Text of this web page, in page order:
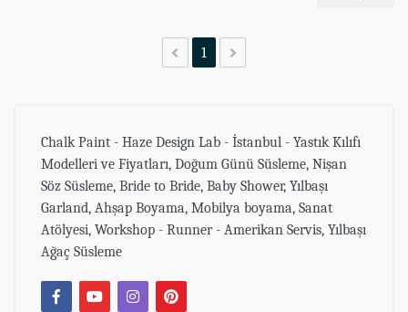
1
Chalk Paint - Haze Design Lab - İstanbul - Yastık Kılıfı
Modelleri ve Fiyatları, Doğum Günü Süsleme, Nişan
Söz Süsleme, Bride to Bride, Baby Shower, Yılbaşı
Garland, Ahşap Boyama, Mobilya boyama, Sanat
Atölyesi, Workshop - Runner - Amerikan Servis, Yılbaşı
Ağaç Süsleme